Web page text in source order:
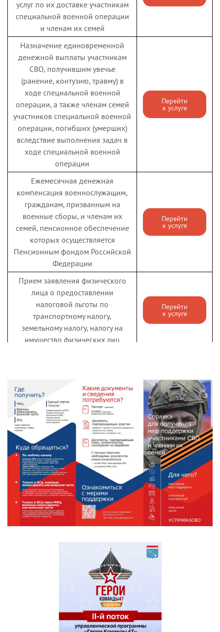
услуг по их доставке участникам
специальной военной операции
и членам их семей
Назначение единовременной
денежной выплаты участникам
СВО, получившим увечье
(ранение, контузию, травму) в
ходе специальной военной
операции, а также членам семей
участников специальной военной
операции, погибших (умерших)
вследствие выполнения задач в
ходе специальной военной
операции
Перейти
к услуге
Ежемесячная денежная
компенсация военнослужащим,
гражданам, призванным на
военные сборы, и членам их
семей, пенсионное обеспечение
которых осуществляется
Пенсионным фондом Российской
Федерации
Перейти
к услуге
Прием заявления физического
лица о предоставлении
налоговой льготы по
транспортному налогу,
земельному налогу, налогу на
имущество физических лиц
Перейти
к услуге
выплаты взамен предоставления
земельного участка в
собственность бесплатно
Перейти
к услуге
Предоставление сведений
(справки) о факте участия в
специальной военной операции
(СВО)
Перейти
к услуге
Санаторно-курортное лечение,
медицинская реабилитация в
центре реабилитации Фонда
пенсионного и социального
Федерации
Перейти
к услуге
Государственная услуга по
определению права на
дополнительную меру
социальной поддержки в виде
специального транспортного
обслуживания отдельных